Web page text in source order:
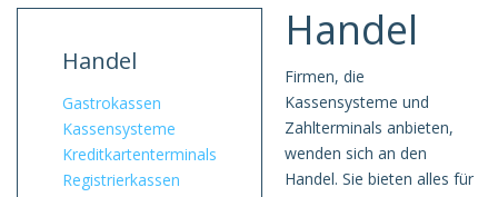
Handel
Gastrokassen
Kassensysteme
Kreditkarten­terminals
Registrierkassen
Handel
Firmen, die
Kassensysteme und
Zahlterminals anbieten,
wenden sich an den
Handel. Sie bieten alles für